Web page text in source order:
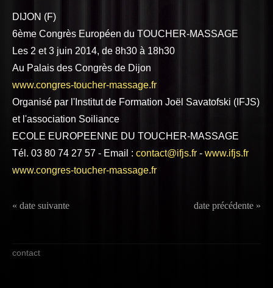
DIJON (F)
6ème Congrès Européen du TOUCHER-MASSAGE
Les 2 et 3 juin 2014, de 8h30 à 18h30
Au Palais des Congrès de Dijon
www.congres-toucher-massage.fr
Organisé par l'Institut de Formation Joël Savatofski (IFJS)
et l'association Soiliance
ECOLE EUROPEENNE DU TOUCHER-MASSAGE
Tél. 03 80 74 27 57 - Email : contact@ifjs.fr - www.ifjs.fr
www.congres-toucher-massage.fr
date précédente »
« date suivante
contact